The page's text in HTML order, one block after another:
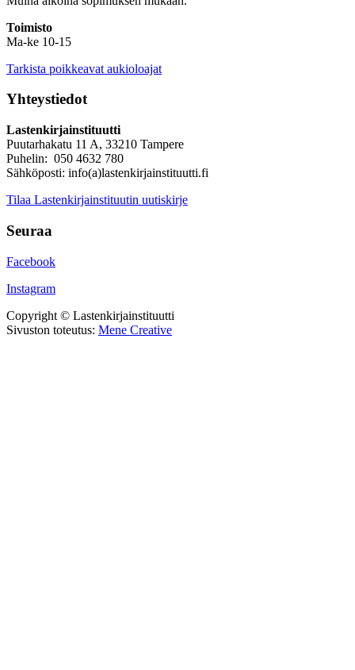
Toimisto
Ma-ke 10-15
Tarkista poikkeavat aukioloajat
Yhteystiedot
Lastenkirjainstituutti
Puutarhakatu 11 A, 33210 Tampere
Puhelin: 050 4632 780
Sähköposti: info(a)lastenkirjainstituutti.fi
Tilaa Lastenkirjainstituutin uutiskirje
Seuraa
Facebook
Instagram
Copyright © Lastenkirjainstituutti
Sivuston toteutus: Mene Creative